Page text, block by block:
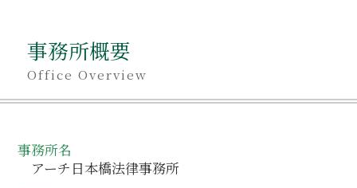
事務所概要
Office Overview
事務所名
アーチ日本橋法律事務所